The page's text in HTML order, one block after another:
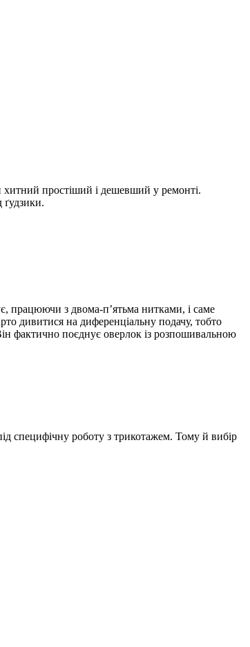
простіший і дешевший у ремонті.
ґудзики.
працюючи з двома-пʼятьма нитками, і саме
дивитися на диференціальну подачу, тобто
фактично поєднує оверлок із розпошивальною
специфічну роботу з трикотажем. Тому й вибір